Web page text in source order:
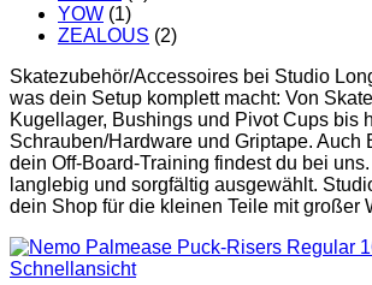
YOW (1)
ZEALOUS (2)
Skatezubehör/Accessoires bei Studio
was dein Setup komplett macht: Von
Kugellager, Bushings und Pivot Cups bis
Schrauben/Hardware und Griptape. Auch
dein Off-Board-Training findest du bei
langlebig und sorgfältig ausgewählt.
dein Shop für die kleinen Teile mit großer
Schnellansicht